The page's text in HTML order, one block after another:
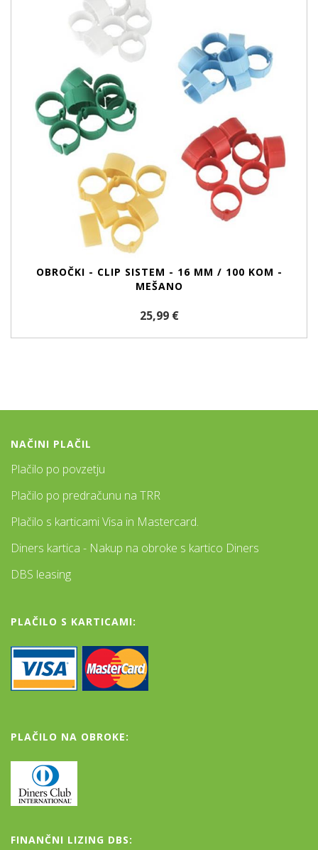
OBROČKI - CLIP SISTEM - 16 MM / 100 KOM -
MEŠANO
25,99 €
NAČINI PLAČIL
Plačilo po povzetju
Plačilo po predračunu na TRR
Plačilo s karticami Visa in Mastercard.
Diners kartica - Nakup na obroke s kartico Diners
DBS leasing
PLAČILO S KARTICAMI:
PLAČILO NA OBROKE:
FINANČNI LIZING DBS: